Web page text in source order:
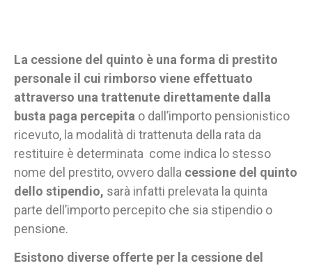
La cessione del quinto è una forma di prestito
personale il cui rimborso viene effettuato
attraverso una trattenute direttamente dalla
busta paga percepita o dall’importo pensionistico
ricevuto, la modalità di trattenuta della rata da
restituire è determinata come indica lo stesso
nome del prestito, ovvero dalla cessione del quinto
dello stipendio, sarà infatti prelevata la quinta
parte dell’importo percepito che sia stipendio o
pensione.
Esistono diverse offerte per la cessione del